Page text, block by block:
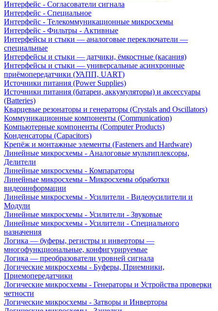
Интерфейс - Согласователи сигнала
Интерфейс - Специальное
Интерфейс - Телекоммуникационные микросхемы
Интерфейс - Фильтры - Активные
Интерфейсы и стыки — аналоговые переключатели —
специальные
Интерфейсы и стыки — датчики, ёмкостные (касания)
Интерфейсы и стыки — универсальные асинхронные
приёмопередатчики (УАПП, UART)
Источники питания (Power Supplies)
Источники питания (батареи, аккумуляторы) и аксессуары
(Batteries)
Кварцевые резонаторы и генераторы (Crystals and Oscillators)
Коммуникационные компоненты (Communication)
Компьютерные компоненты (Computer Products)
Конденсаторы (Capacitors)
Крепёж и монтажные элементы (Fasteners and Hardware)
Линейные микросхемы - Аналоговые мультиплексоры,
Делители
Линейные микросхемы - Компараторы
Линейные микросхемы - Микросхемы обработки
видеоинформации
Линейные микросхемы - Усилители - Видеоусилители и
Модули
Линейные микросхемы - Усилители - Звуковые
Линейные микросхемы - Усилители - Специального
назначения
Логика — буферы, регистры и инверторы —
многофункциональные, конфигурируемые
Логика — преобразователи уровней сигнала
Логические микросхемы - Буферы, Приемники,
Приемопередатчики
Логические микросхемы - Генераторы и Устройства проверки
четности
Логические микросхемы - Затворы и Инверторы